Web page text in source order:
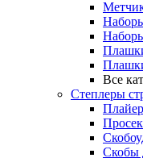
Все
Степлеры
Скобы